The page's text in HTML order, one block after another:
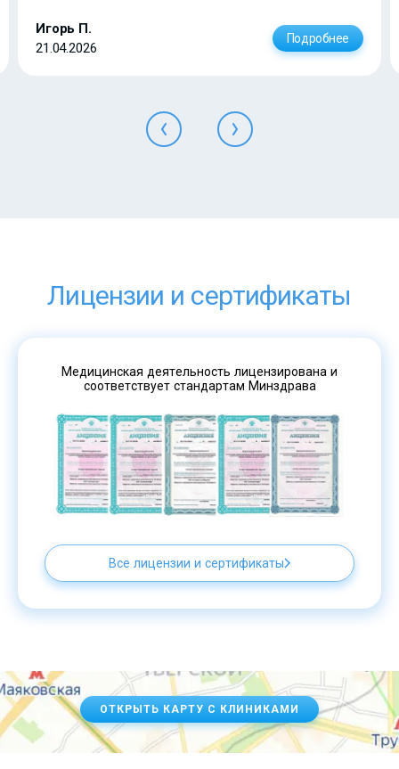
Игорь П.
21.04.2026
Подробнее
Лицензии и сертификаты
Медицинская деятельность лицензирована и
соответствует стандартам Минздрава
Все лицензии и сертификаты
ОТКРЫТЬ КАРТУ С КЛИНИКАМИ